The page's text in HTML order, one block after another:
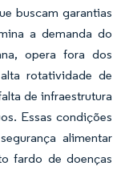
buscam garantias
a demanda do
opera fora dos
rotatividade de
de infraestrutura
Essas condições
alimentar
fardo de doenças